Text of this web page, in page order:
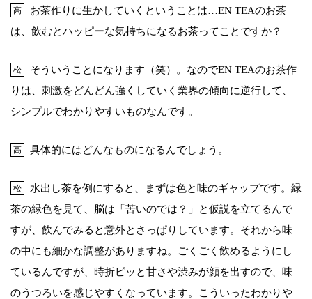
高
お茶作りに生かしていくということは…EN TEAのお茶
は、飲むとハッピーな気持ちになるお茶ってことですか？
松
そういうことになります（笑）。なのでEN TEAのお茶作
りは、刺激をどんどん強くしていく業界の傾向に逆行して、
シンプルでわかりやすいものなんです。
高 具体的にはどんなものになるんでしょう。
松
水出し茶を例にすると、まずは色と味のギャップです。緑
茶の緑色を見て、脳は「苦いのでは？」と仮説を立てるんで
すが、飲んでみると意外とさっぱりしています。それから味
の中にも細かな調整がありますね。ごくごく飲めるようにし
ているんですが、時折ピッと甘さや渋みが顔を出すので、味
のうつろいを感じやすくなっています。こういったわかりや